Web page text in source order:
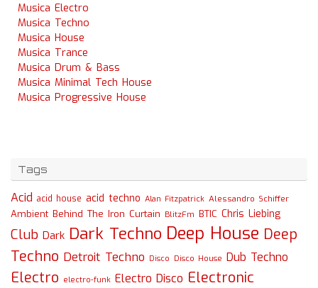
Musica Electro
Musica Techno
Musica House
Musica Trance
Musica Drum & Bass
Musica Minimal Tech House
Musica Progressive House
Tags
Acid acid house acid techno Alan Fitzpatrick Alessandro Schiffer
Ambient Behind The Iron Curtain BlitzFm BTIC Chris Liebing
Club Dark Dark Techno Deep House Deep
Techno Detroit Techno Disco Disco House Dub Techno
Electro electro-funk Electro Disco Electronic